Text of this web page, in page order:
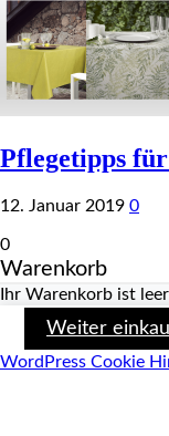
Pflegetipps
12. Januar 2019 0
0
Warenkorb
Ihr Warenkorb ist leer
Weiter
WordPress Cookie